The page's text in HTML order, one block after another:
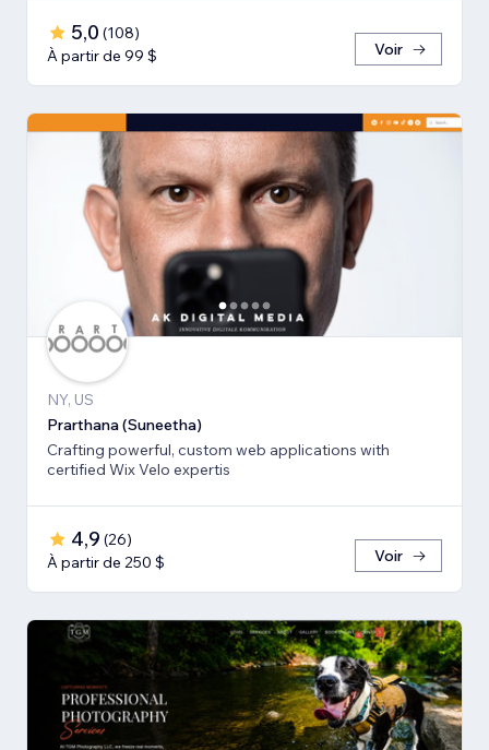
5,0 (108)
À partir de 99 $
Voir
NY, US
Prarthana (Suneetha)
Crafting powerful, custom web applications with
certified Wix Velo expertis
4,9 (26)
À partir de 250 $
Voir